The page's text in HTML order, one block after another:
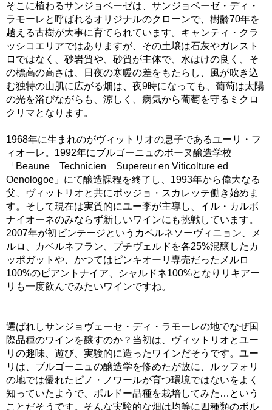
そこに植わるサンジョベーゼは、サンジョベーゼ・ディ・
ラモーレと呼ばれるオリジナルのクローンで、樹齢70年を
越える古樹が大事に育てられています。キャンティ・クラ
ッシコエリアではありますが、その土壌は石灰やガレスト
ロではなく、砂岩質や、砂質が主体で、水はけの良く、そ
の標高の高さは、日夜の寒暖の差をもたらし、風が吹き込
む独特の山肌に広がる畑は、夜9時になっても、葡萄は太陽
の光を浴びながらも、涼しく、病気から葡萄を守るミクロ
クリマとなります。
1968年に生まれのがヴィットリオの息子であるユーリ・フ
ィオーレ。1992年にブルゴーニュのボーヌ醸造学校
「Beaune Technicien Supereur en Viticolture ed
Oenologoe」にて醸造課程を終了し、1993年から偉大なる
父、ヴィットリオと共にポッジョ・スカレッテ働き始めま
す。そして現在は実質的にユー李が主導し、イル・カルボ
ナイオーネのみならず新しいワインにも挑戦しています。
2007年が初ビンテージというカベルネソーヴィニョン、メ
ルロ、カベルネフラン、プチヴェルドを各25%混醸したカ
ッポガットや、かつてはピンキオーリ専売だったメルロ
100%のピアントナイア、シャルドネ100%となりリキアー
リも一度飲んでみたいワインですね。
選ばれしサンジョヴェーセ・ディ・ラモーレの地でなぜ国
際品種のワインを醸すのか？当初は、ヴィットリオとユー
リの趣味、遊び、実験的に造ったワインだそうです。ユー
リは、ブルゴーニュの醸造学を修めたが故に、ルッフォリ
の地では優れたピノ・ノワールが育つ環境ではないをよく
知っていたようで、ボルドー品種を栽培してみた…という
ことだそうです。そんな実験的な畑は均等に四種類のボル